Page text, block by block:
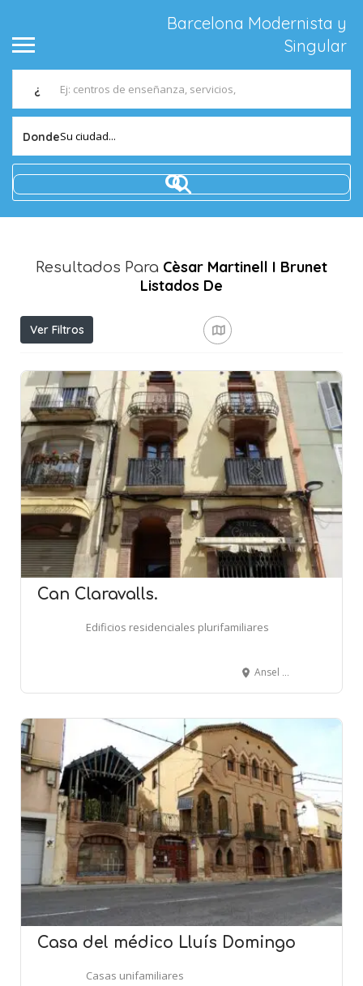
Barcelona Modernista y
Singular
¿
DondeSu ciudad...
Resultados Para Cèsar Martinell I Brunet
Listados De
Ver Filtros
Can Claravalls.
Edificios residenciales plurifamiliares
Ansel Clavé, 33 - VALLS
Casa del médico Lluís Domingo
Casas unifamiliares